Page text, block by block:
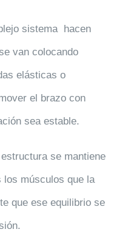
sistema hacen
van colocando
elásticas o
el brazo con
sea estable.
se mantiene
los músculos que la
que ese equilibrio se